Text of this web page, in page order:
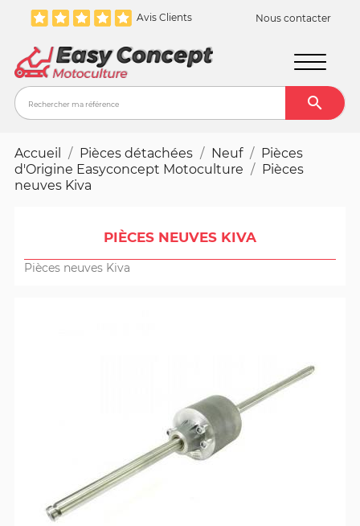
Avis Clients Nous contacter

Accueil Pièces détachées Neuf
Pièces
d'Origine Easyconcept Motoculture
Pièces
neuves Kiva
PIÈCES NEUVES KIVA
Pièces neuves Kiva